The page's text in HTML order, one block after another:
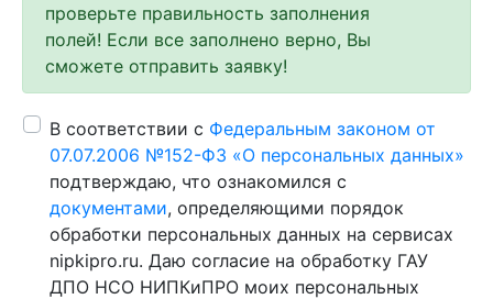
проверьте правильность заполнения
полей! Если все заполнено верно, Вы
сможете отправить заявку!
В соответствии с Федеральным законом от
07.07.2006 №152-ФЗ «О персональных данных»
подтверждаю, что ознакомился с
документами, определяющими порядок
обработки персональных данных на сервисах
nipkipro.ru. Даю согласие на обработку ГАУ
ДПО НСО НИПКиПРО моих персональных